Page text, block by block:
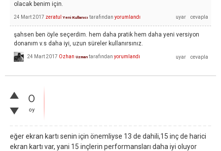
olacak benim için.
24 Mart 2017 zeratul Yeni Kullanıcı tarafından yorumlandı
şahsen ben öyle seçerdim. hem daha pratik hem daha yeni versiyon
donanım v.s daha iyi, uzun süreler kullanırsınız.
24 Mart 2017 Ozhan Uzman tarafından yorumlandı
0
oy
eğer ekran kartı senin için önemliyse 13 de dahili,15 inç de harici
ekran kartı var, yani 15 inçlerin performansları daha iyi oluyor